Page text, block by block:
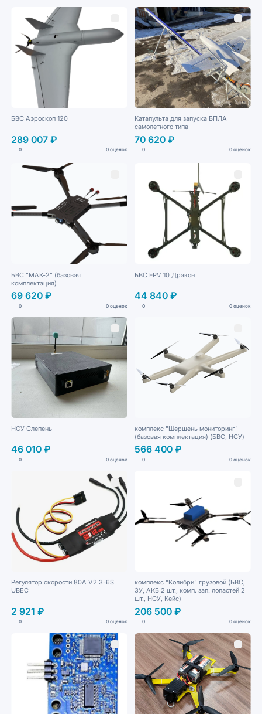
БВС Аэроскоп 120
289 007 ₽
0 0 оценок
Катапульта для запуска БПЛА
самолетного типа
70 620 ₽
0 0 оценок
БВС "МАК-2" (базовая
комплектация)
69 620 ₽
0 0 оценок
БВС FPV 10 Дракон
44 840 ₽
0 0 оценок
НСУ Слепень
46 010 ₽
0 0 оценок
комплекс "Шершень мониторинг"
(базовая комплектация) (БВС, НСУ)
566 400 ₽
0 0 оценок
Регулятор скорости 80A V2 3-6S
UBEC
2 921 ₽
0 0 оценок
комплекс "Колибри" грузовой (БВС,
ЗУ, АКБ 2 шт., комп. зап. лопастей 2
шт., НСУ, Кейс)
206 500 ₽
0 0 оценок